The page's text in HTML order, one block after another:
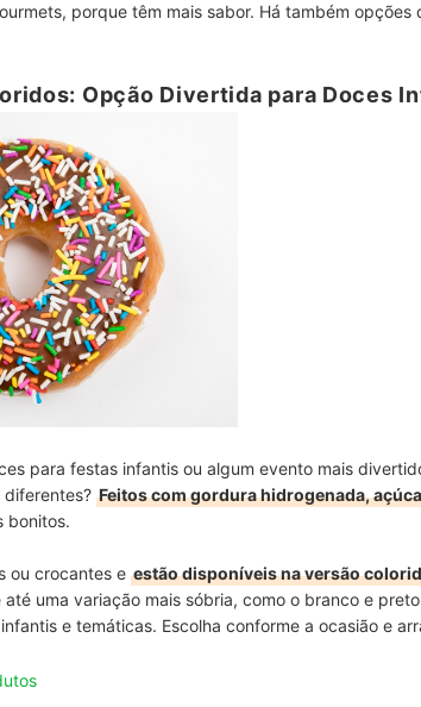
porque têm mais sabor. Há também opções
Opção Divertida para Doces
para festas infantis ou algum evento mais
Feitos com gordura hidrogenada,
bonitos.
ou crocantes e estão disponíveis na versão
uma variação mais sóbria, como o branco e
e temáticas. Escolha conforme a ocasião e